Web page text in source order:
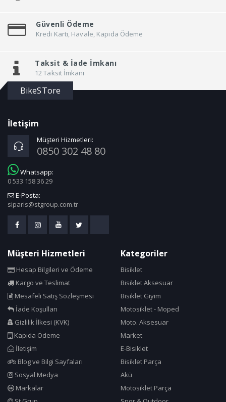
Güvenli Ödeme
Kredi Kartı, Havale, Kapıda Ödeme
Taksit & İade İmkanı
12 Taksit İmkanı
BikeSTore
İletişim
Müşteri Hizmetleri:
0850 302 48 80
Whatsapp:
0 533 158 36 29
E-Posta:
siparis@stgroup.com.tr
Müşteri Hizmetleri
Hesap Bilgileri ve Ödeme
Kargo ve Teslimat
Mesafeli Satış Sözleşmesi
İade Koşulları
Gizlilik İlkesi (KVK)
Kapıda Ödeme
İletişim
Blog ve Bilgi Sayfaları
Sosyal Medya
Markalar
Kategoriler
Bisiklet
Bisiklet Aksesuar
Bisiklet Giyim
Motosiklet - Moped
Moto. Aksesuar
Market
E-Bisiklet
Bisiklet Parça
Akü
Motosiklet Parça